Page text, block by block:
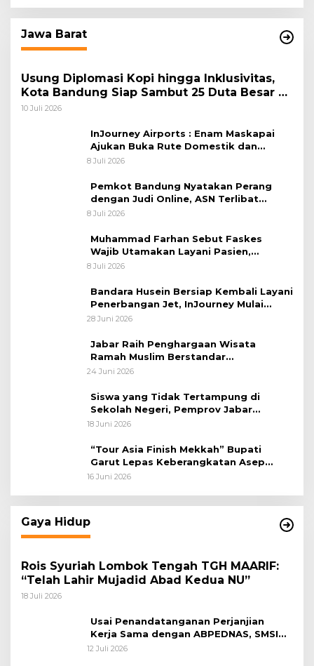
Jawa Barat
Usung Diplomasi Kopi hingga Inklusivitas,
Kota Bandung Siap Sambut 25 Duta Besar di
Festival Asia Afrika 2026
10 Juli 2026
InJourney Airports : Enam Maskapai
Ajukan Buka Rute Domestik dan
Internasional dari Bandara Husein
8 Juli 2026
Pemkot Bandung Nyatakan Perang
dengan Judi Online, ASN Terlibat
Terancam Dipecat Tidak Hormat
8 Juli 2026
Muhammad Farhan Sebut Faskes
Wajib Utamakan Layani Pasien,
Penolakan akan Berujung Sanksi Tegas
8 Juli 2026
Bandara Husein Bersiap Kembali Layani
Penerbangan Jet, InJourney Mulai
Tahap Optimalisasi
28 Juni 2026
Jabar Raih Penghargaan Wisata
Ramah Muslim Berstandar
Internasional
24 Juni 2026
Siswa yang Tidak Tertampung di
Sekolah Negeri, Pemprov Jabar
Siapkan Bantuan Dana Pendidikan
18 Juni 2026
“Tour Asia Finish Mekkah” Bupati
Garut Lepas Keberangkatan Asep
Akung
16 Juni 2026
Gaya Hidup
Rois Syuriah Lombok Tengah TGH MAARIF:
“Telah Lahir Mujadid Abad Kedua NU”
18 Juli 2026
Usai Penandatanganan Perjanjian
Kerja Sama dengan ABPEDNAS, SMSI
Bergerak Bentuk Pokja News Room
12 Juli 2026